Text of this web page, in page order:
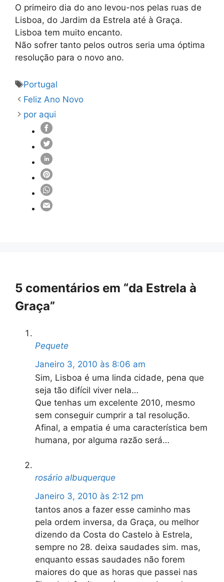
O primeiro dia do ano levou-nos pelas ruas de
Lisboa, do Jardim da Estrela até à Graça.
Lisboa tem muito encanto.
Não sofrer tanto pelos outros seria uma óptima
resolução para o novo ano.
Etiquetas
Portugal
Feliz Ano Novo
por aqui
5 comentários em “da Estrela à
Graça”
Pequete
Janeiro 3, 2010 às 8:06 am
Sim, Lisboa é uma linda cidade, pena que
seja tão difícil viver nela…
Que tenhas um excelente 2010, mesmo
sem conseguir cumprir a tal resolução.
Afinal, a empatia é uma característica bem
humana, por alguma razão será…
rosário albuquerque
Janeiro 3, 2010 às 2:12 pm
tantos anos a fazer esse caminho mas
pela ordem inversa, da Graça, ou melhor
dizendo da Costa do Castelo à Estrela,
sempre no 28. deixa saudades sim. mas,
enquanto essas saudades não forem
maiores do que as horas que passei nas